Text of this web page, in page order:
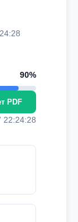
90%
PDF
22:24:28